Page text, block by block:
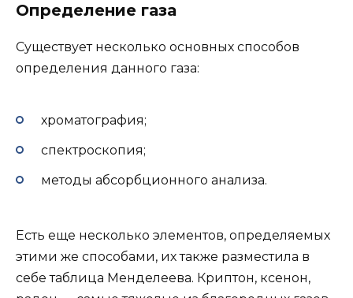
Определение газа
Существует несколько основных способов
определения данного газа:
хроматография;
спектроскопия;
методы абсорбционного анализа.
Есть еще несколько элементов, определяемых
этими же способами, их также разместила в
себе таблица Менделеева. Криптон, ксенон,